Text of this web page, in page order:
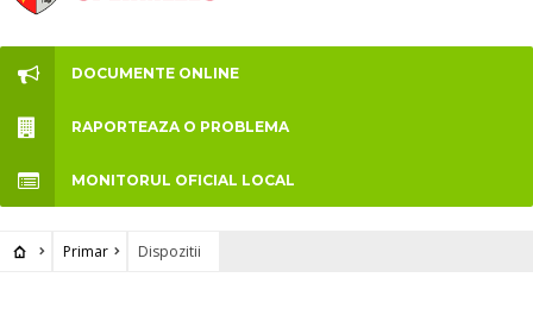
DOCUMENTE ONLINE
RAPORTEAZA O PROBLEMA
MONITORUL OFICIAL LOCAL
Primar Dispozitii